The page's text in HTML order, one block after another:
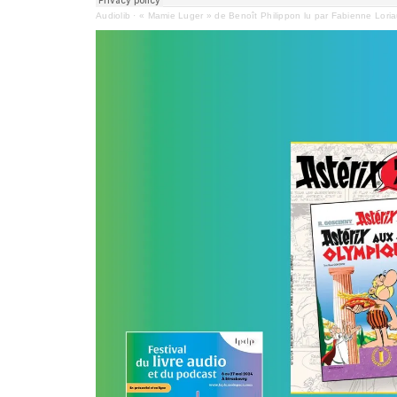
Audiolib · « Mamie Luger » de Benoît Philippon lu par Fabienne